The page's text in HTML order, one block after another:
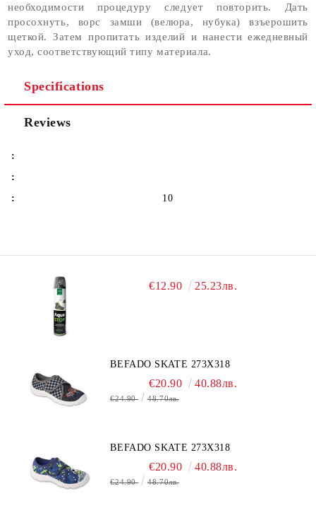
необходимости процедуру следует повторить. Дать
просохнуть, ворс замши (велюра, нубука) взъерошить
щеткой. Затем пропитать изделий и нанести ежедневный
уход, соответствующий типу материала.
Specifications
Reviews
:
:
:
10
€12.90 25.23лв.
BEFADO SKATE 273X318
€20.90 40.88лв.
€24.90 48.70лв.
BEFADO SKATE 273X318
€20.90 40.88лв.
€24.90 48.70лв.